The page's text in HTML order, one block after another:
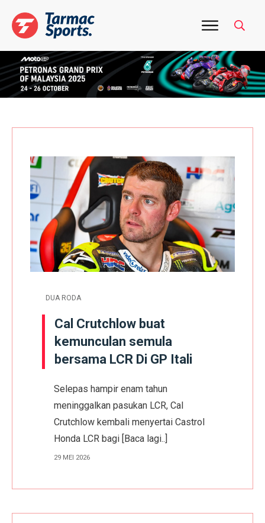
DUA RODA
Cal Crutchlow buat
kemunculan semula
bersama LCR Di GP Itali
Selepas hampir enam tahun
meninggalkan pasukan LCR, Cal
Crutchlow kembali menyertai Castrol
Honda LCR bagi [Baca lagi..]
29 MEI 2026